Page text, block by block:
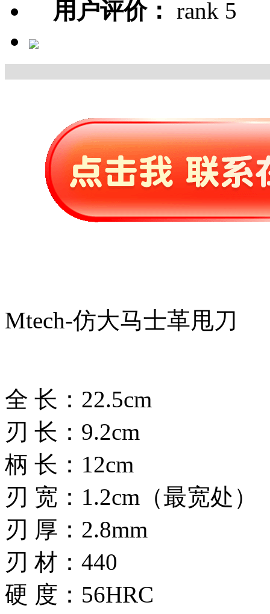
用户评价：
Mtech-仿大马士革甩刀
全 长：22.5cm
刃 长：9.2cm
柄 长：12cm
刃 宽：1.2cm（最宽处）
刃 厚：2.8mm
刃 材：440
硬 度：56HRC